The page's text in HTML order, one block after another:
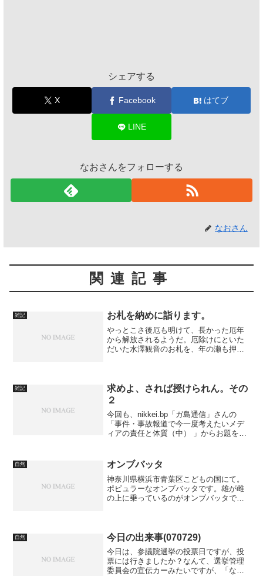
シェアする
X Facebook はてブ
LINE
なおさんをフォローする
なおさん
関連記事
雑記 お札を納めに詣ります。
やっとこさ後厄も明けて、長かった厄年
から解放されるようだ。厄除けにといた
だいた水澤観音のお札を、年の瀬も押し
雑記
求めよ、されば授けられん。その
２
今回も、nikkei.bp「ガ島通信」さんの
「事件・事故報道で今一度考えたいメデ
ィアの責任と体質（中） 」からお題をい
という具合に賛同するトラックバックが
ほとんどだ...
自然 オンブバッタ
神奈川県横浜市青葉区こどもの国にて。
ポピュラーなオンブバッタです。雄が雌
の上に乗っているのがオンブバッタで
自然 今日の出来事(070729)
今日は、参議院選挙の投票日ですが、投
票には行きましたか？なんて、選挙管理
委員会の宣伝カーみたいですが、「なん